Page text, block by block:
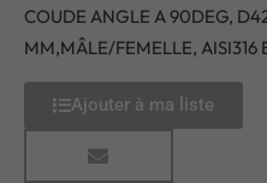
COUDE ANGLE A 90DEG,
MM,MÂLE/FEMELLE, AISI316
Ajouter à ma liste